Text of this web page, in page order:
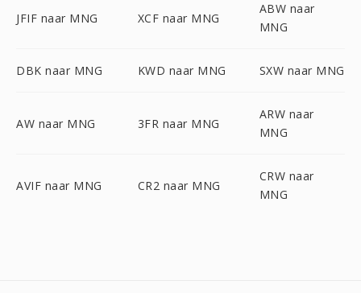
JFIF naar MNG XCF naar MNG
ABW naar
MNG
DBK naar MNG KWD naar MNG SXW naar MNG
AW naar MNG 3FR naar MNG
ARW naar
MNG
AVIF naar MNG CR2 naar MNG
CRW naar
MNG